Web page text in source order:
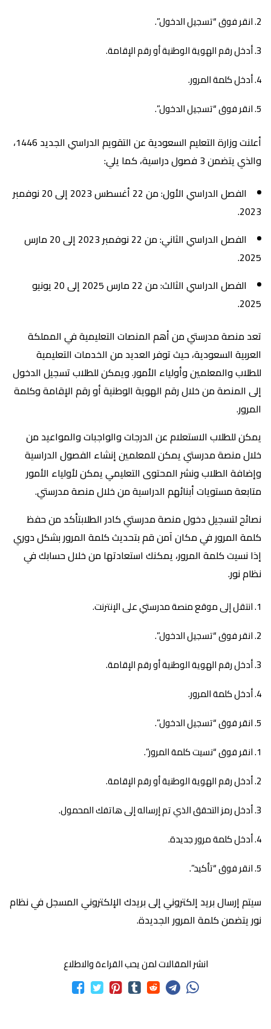
انقر فوق “تسجيل الدخول”.
أدخل رقم الهوية الوطنية أو رقم الإقامة.
أدخل كلمة المرور.
انقر فوق “تسجيل الدخول”.
أعلنت وزارة التعليم السعودية عن التقويم الدراسي الجديد 1446،
والذي يتضمن 3 فصول دراسية، كما يلي:
الفصل الدراسي الأول: من 22 أغسطس 2023 إلى 20 نوفمبر
2023.
الفصل الدراسي الثاني: من 22 نوفمبر 2023 إلى 20 مارس
2025.
الفصل الدراسي الثالث: من 22 مارس 2025 إلى 20 يونيو
2025.
تعد منصة مدرستي من أهم المنصات التعليمية في المملكة
العربية السعودية، حيث توفر العديد من الخدمات التعليمية
للطلاب والمعلمين وأولياء الأمور. ويمكن للطلاب تسجيل الدخول
إلى المنصة من خلال رقم الهوية الوطنية أو رقم الإقامة وكلمة
المرور.
يمكن للطلاب الاستعلام عن الدرجات والواجبات والمواعيد من
خلال منصة مدرستي يمكن للمعلمين إنشاء الفصول الدراسية
وإضافة الطلاب ونشر المحتوى التعليمي يمكن لأولياء الأمور
متابعة مستويات أبنائهم الدراسية من خلال منصة مدرستي.
نصائح لتسجيل دخول منصة مدرستي كادر الطلابتأكد من حفظ
كلمة المرور في مكان آمن قم بتحديث كلمة المرور بشكل دوري
إذا نسيت كلمة المرور، يمكنك استعادتها من خلال حسابك في
نظام نور.
انتقل إلى موقع منصة مدرستي على الإنترنت.
انقر فوق “تسجيل الدخول”.
أدخل رقم الهوية الوطنية أو رقم الإقامة.
أدخل كلمة المرور.
انقر فوق “تسجيل الدخول”.
انقر فوق “نسيت كلمة المرور”.
أدخل رقم الهوية الوطنية أو رقم الإقامة.
أدخل رمز التحقق الذي تم إرساله إلى هاتفك المحمول.
أدخل كلمة مرور جديدة.
انقر فوق “تأكيد”.
سيتم إرسال بريد إلكتروني إلى بريدك الإلكتروني المسجل في نظام
نور يتضمن كلمة المرور الجديدة.
انشر المقالات لمن يحب القراءة والاطلاع